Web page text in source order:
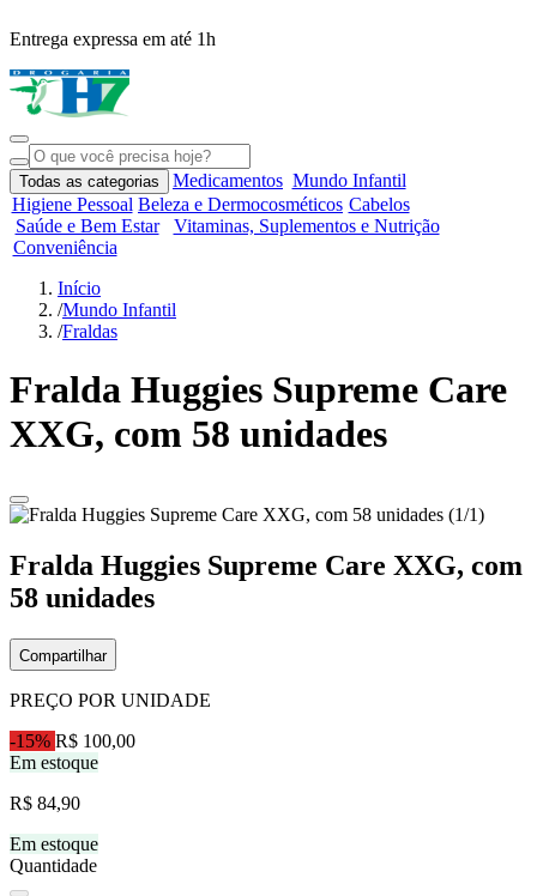
Entrega expressa em até 1h
Todas as categorias Medicamentos Mundo Infantil
Higiene Pessoal Beleza e Dermocosméticos Cabelos
Saúde e Bem Estar
Vitaminas, Suplementos e Nutrição
Conveniência
Início
/Mundo Infantil
/Fraldas
Fralda Huggies Supreme Care
XXG, com 58 unidades
Fralda Huggies Supreme Care XXG, com
58 unidades
Compartilhar
PREÇO POR UNIDADE
-15% R$ 100,00
Em estoque
R$ 84,90
Em estoque
Quantidade